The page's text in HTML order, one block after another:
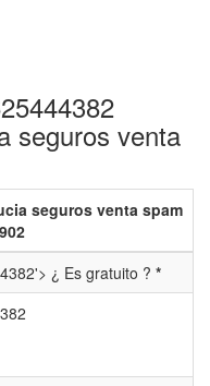
seguros venta
seguros venta spam
¿ Es gratuito ? *